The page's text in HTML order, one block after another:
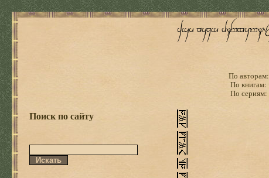
По авторам:
По книгам:
По сериям:
Поиск по сайту